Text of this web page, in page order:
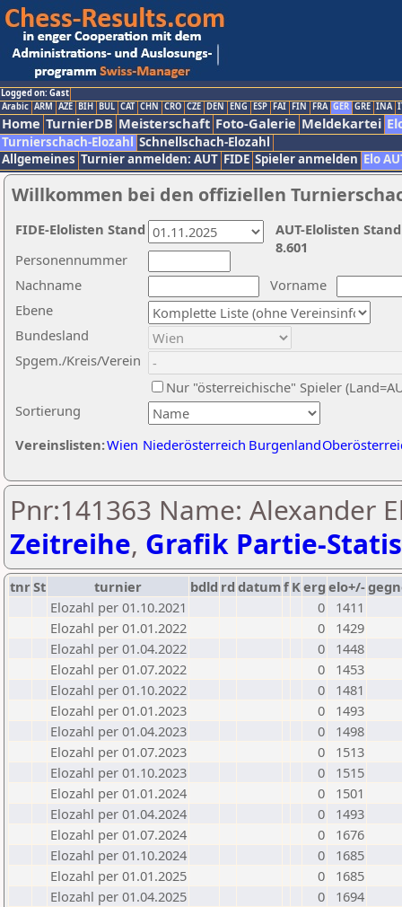
Logged on: Gast
Arabic ARM AZE BIH BUL CAT CHN CRO CZE DEN ENG ESP FAI FIN FRA GER GRE INA
Home TurnierDB Meisterschaft Foto-Galerie Meldekartei
Turnierschach-Elozahl Schnellschach-Elozahl
Allgemeines Turnier anmelden: AUT FIDE Spieler anmelden Elo
Willkommen bei den offiziellen
Nachname
Vorname
Ebene
Sortierung
Personennummer
Bundesland
Spgem./Kreis/Verein
Nur "österreichische" Spieler
Vereinslisten:Wien Niederösterreich Burgenland
AUT-Elolisten
8.601
FIDE-Elolisten Stand
Pnr:141363 Name: Alexander
Zeitreihe, Grafik Partie-
tnrSt turnier bdld rd datumf Kerg elo+/-
Elozahl per 01.10.2021
0
1411
Elozahl per 01.01.2022
0
1429
Elozahl per 01.04.2022
0
1448
Elozahl per 01.07.2022
0
1453
Elozahl per 01.10.2022
0
1481
Elozahl per 01.01.2023
0
1493
Elozahl per 01.04.2023
0
1498
Elozahl per 01.07.2023
0
1513
Elozahl per 01.10.2023
0
1515
Elozahl per 01.01.2024
0
1501
Elozahl per 01.04.2024
0
1493
Elozahl per 01.07.2024
0
1676
Elozahl per 01.10.2024
0
1685
Elozahl per 01.01.2025
0
1685
Elozahl per 01.04.2025
0
1694